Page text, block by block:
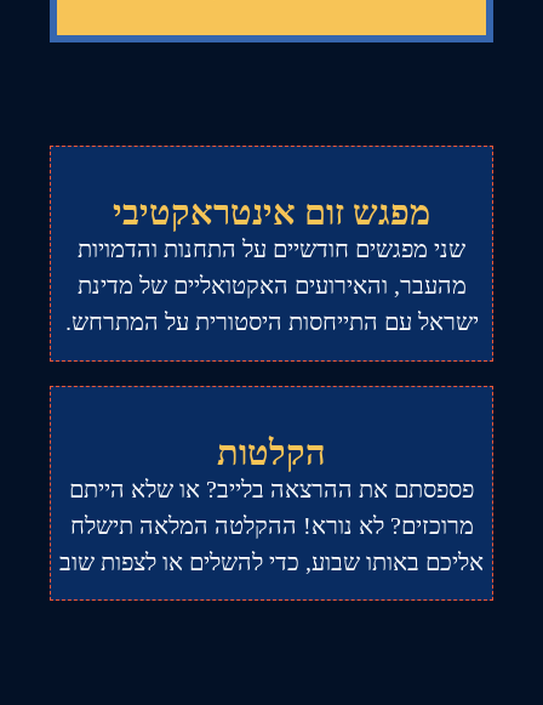
מפגש זום אינטראקטיבי
שני מפגשים חודשיים על התחנות והדמויות
מהעבר, והאירועים האקטואליים של מדינת
ישראל עם התייחסות היסטורית על המתרחש.
הקלטות
פספסתם את ההרצאה בלייב? או שלא הייתם
מרוכזים? לא נורא! ההקלטה המלאה תישלח
אליכם באותו שבוע, כדי להשלים או לצפות שוב